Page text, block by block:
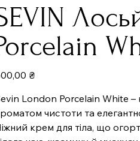
₴
London Porcelain White –
чистоти та
крем для тіла, що